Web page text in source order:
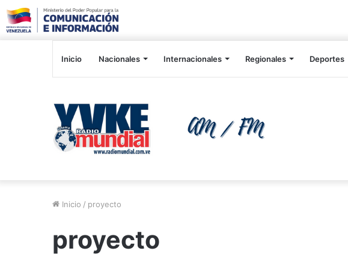
Inicio Nacionales Internacionales Regionales Deportes
Inicio / proyecto
proyecto